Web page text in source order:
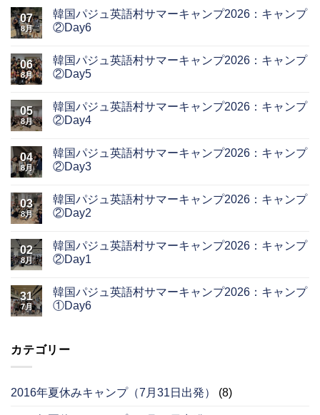
07
8月
韓国パジュ英語村サマーキャンプ2026：キャンプ
②Day6
06
8月
韓国パジュ英語村サマーキャンプ2026：キャンプ
②Day5
05
8月
韓国パジュ英語村サマーキャンプ2026：キャンプ
②Day4
04
8月
韓国パジュ英語村サマーキャンプ2026：キャンプ
②Day3
03
8月
韓国パジュ英語村サマーキャンプ2026：キャンプ
②Day2
02
8月
韓国パジュ英語村サマーキャンプ2026：キャンプ
②Day1
31
7月
韓国パジュ英語村サマーキャンプ2026：キャンプ
①Day6
カテゴリー
2016年夏休みキャンプ（7月31日出発） (8)